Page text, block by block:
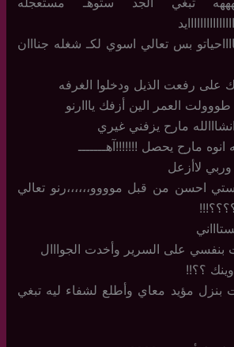
بس تعالي اسوي لكـ شغله جنااان
على رفعت الذيل ودخلوا الغرفه
العمر الين أزفك يااارنو
مارح يزفني غيري
مارح يحصل !!!!!!!آهـــــــ
وربي لاأزعل
احسن من قبل موووو،،،،،،رنو تعالي
على السرير وأخدت الجوااال
وينك ؟؟!!
بنزل مؤيد معاي وأطلع لشفاء ليه تبغي